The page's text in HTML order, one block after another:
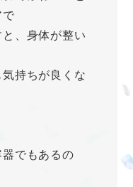
で
、身体が整い
持ちが良くな
でもあるの